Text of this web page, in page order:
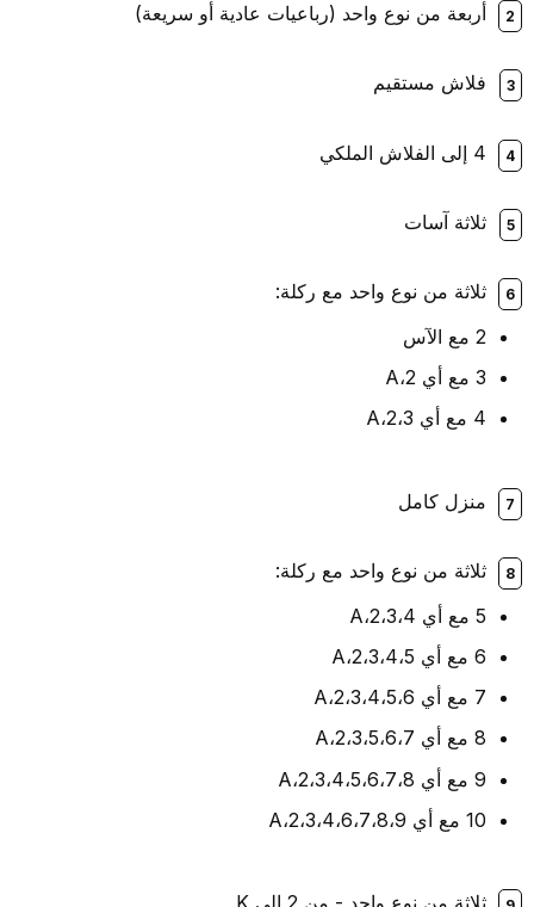
أربعة من نوع واحد (رباعيات عادية أو سريعة)
فلاش مستقيم
4 إلى الفلاش الملكي
ثلاثة آسات
ثلاثة من نوع واحد مع ركلة:
4 مع أي A،2،3
منزل كامل
ثلاثة من نوع واحد مع ركلة:
6 مع أي A،2،3،4،5
7 مع أي A،2،3،4،5،6
8 مع أي A،2،3،5،6،7
9 مع أي A،2،3،4،5،6،7،8
10 مع أي A،2،3،4،6،7،8،9